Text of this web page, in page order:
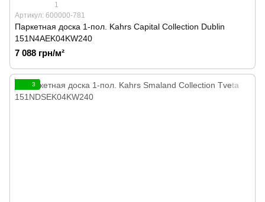
1
Артикул: 600000-781
Паркетная доска 1-пол. Kahrs Capital Collection Dublin
151N4AEK04KW240
7 088 грн/м²
3